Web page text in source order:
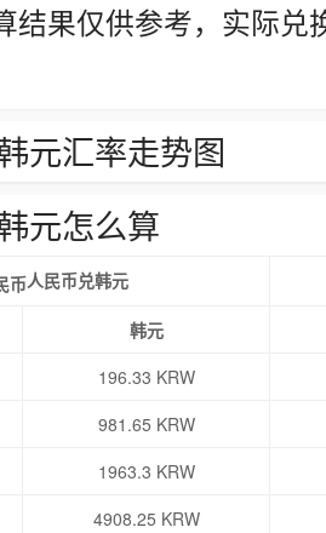
结果仅供参考，实际
元汇率走势图
元怎么算
人民币兑韩元
韩元
196.33 KRW
981.65 KRW
1963.3 KRW
4908.25 KRW